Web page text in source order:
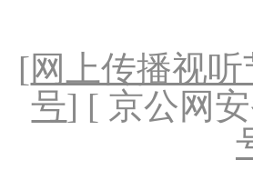
[网上传播视
号] [ 京公网